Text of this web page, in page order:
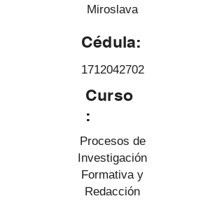
Miroslava
Cédula:
1712042702
Curso
:
Procesos de
Investigación
Formativa y
Redacción